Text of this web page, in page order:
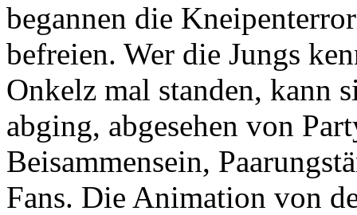
begannen die
befreien. Wer die Jungs
Onkelz mal standen, kann
abging, abgesehen von
Beisammensein,
Fans. Die Animation von